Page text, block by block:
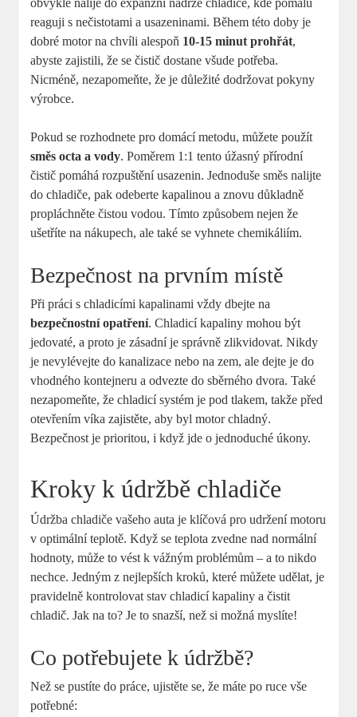
obvykle nalije do expanzní nádrže chladiče, kde pomalu
reaguji s nečistotami a usazeninami. Během této doby je
dobré motor na chvíli alespoň 10-15 minut prohřát,
abyste zajistili, že se čistič dostane všude potřeba.
Nicméně, nezapomeňte, že je důležité dodržovat pokyny
výrobce.
Pokud se rozhodnete pro domácí metodu, můžete použít
směs octa a vody. Poměrem 1:1 tento úžasný přírodní
čistič pomáhá rozpuštění usazenin. Jednoduše směs nalijte
do chladiče, pak odeberte kapalinou a znovu důkladně
propláchněte čistou vodou. Tímto způsobem nejen že
ušetříte na nákupech, ale také se vyhnete chemikáliím.
Bezpečnost na prvním místě
Při práci s chladicími kapalinami vždy dbejte na
bezpečnostní opatření. Chladicí kapaliny mohou být
jedovaté, a proto je zásadní je správně zlikvidovat. Nikdy
je nevylévejte do kanalizace nebo na zem, ale dejte je do
vhodného kontejneru a odvezte do sběrného dvora. Také
nezapomeňte, že chladicí systém je pod tlakem, takže před
otevřením víka zajistěte, aby byl motor chladný.
Bezpečnost je prioritou, i když jde o jednoduché úkony.
Kroky k údržbě chladiče
Údržba chladiče vašeho auta je klíčová pro udržení motoru
v optimální teplotě. Když se teplota zvedne nad normální
hodnoty, může to vést k vážným problémům – a to nikdo
nechce. Jedným z nejlepších kroků, které můžete udělat, je
pravidelně kontrolovat stav chladicí kapaliny a čistit
chladič. Jak na to? Je to snazší, než si možná myslíte!
Co potřebujete k údržbě?
Než se pustíte do práce, ujistěte se, že máte po ruce vše
potřebné: